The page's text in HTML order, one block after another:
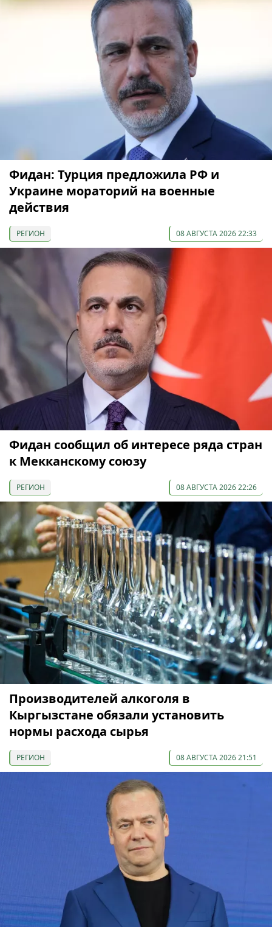
Фидан: Турция предложила РФ и
Украине мораторий на военные
действия
РЕГИОН 08 АВГУСТА 2026 22:33
Фидан сообщил об интересе ряда стран
к Мекканскому союзу
РЕГИОН 08 АВГУСТА 2026 22:26
Производителей алкоголя в
Кыргызстане обязали установить
нормы расхода сырья
РЕГИОН 08 АВГУСТА 2026 21:51